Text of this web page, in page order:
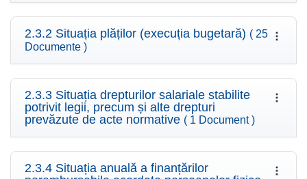
2.3.2 Situația plăților (execuția bugetară) ( 25
Documente )
2.3.3 Situația drepturilor salariale stabilite
potrivit legii, precum și alte drepturi
prevăzute de acte normative ( 1 Document )
2.3.4 Situația anuală a finanțărilor